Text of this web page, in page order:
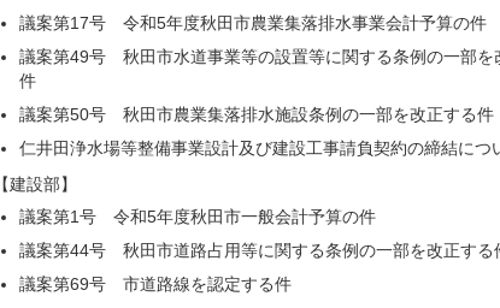
議案第17号 令和5年度秋田市農業集落排水事業会計予算の件
議案第49号 秋田市水道事業等の設置等に関する条例の一部を
件
議案第50号 秋田市農業集落排水施設条例の一部を改正する件
仁井田浄水場等整備事業設計及び建設工事請負契約の締結につ
【建設部】
議案第1号 令和5年度秋田市一般会計予算の件
議案第44号 秋田市道路占用等に関する条例の一部を改正する
議案第69号 市道路線を認定する件